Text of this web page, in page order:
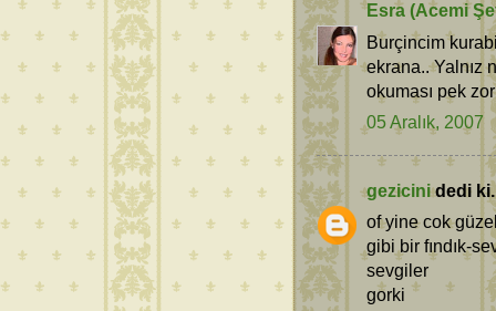
Esra (Acemi
Burçincim
ekrana.. Yalnız
okuması pek
05 Aralık, 2007
gezicinidedi
of yine cok
gibi bir fındık-
sevgiler
gorki